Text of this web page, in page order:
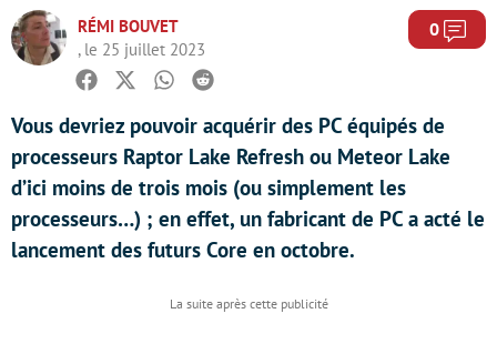
RÉMI BOUVET
, le 25 juillet 2023
0
Facebook
TwitterWhatsapp
Reddit
Vous devriez pouvoir acquérir des PC équipés de
processeurs Raptor Lake Refresh ou Meteor Lake
d’ici moins de trois mois (ou simplement les
processeurs…) ; en effet, un fabricant de PC a acté le
lancement des futurs Core en octobre.